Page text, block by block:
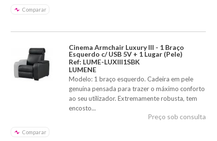
Comparar
Cinema Armchair Luxury III - 1 Braço
Esquerdo c/ USB 5V + 1 Lugar (Pele)
Ref: LUME-LUXIII1SBK
LUMENE
Modelo: 1 braço esquerdo. Cadeira em pele
genuína pensada para trazer o máximo conforto
ao seu utilizador. Extremamente robusta, tem
encosto...
Comparar
Preço sob consulta